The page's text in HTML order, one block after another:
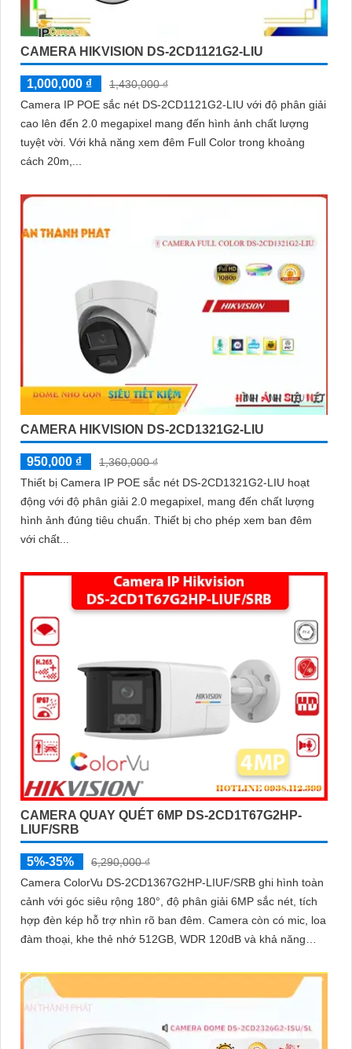
CAMERA HIKVISION DS-2CD1121G2-LIU
1,000,000 ₫
1,430,000 ₫
Camera IP POE sắc nét DS-2CD1121G2-LIU với độ phân giải
cao lên đến 2.0 megapixel mang đến hình ảnh chất lượng
tuyệt vời. Với khả năng xem đêm Full Color trong khoảng
cách 20m,...
CAMERA HIKVISION DS-2CD1321G2-LIU
950,000 ₫
1,360,000 ₫
Thiết bị Camera IP POE sắc nét DS-2CD1321G2-LIU hoạt
động với độ phân giải 2.0 megapixel, mang đến chất lượng
hình ảnh đúng tiêu chuẩn. Thiết bị cho phép xem ban đêm
với chất...
CAMERA QUAY QUÉT 6MP DS-2CD1T67G2HP-
LIUF/SRB
5%-35%
6,290,000 ₫
Camera ColorVu DS-2CD1367G2HP-LIUF/SRB ghi hình toàn
cảnh với góc siêu rộng 180°, độ phân giải 6MP sắc nét, tích
hợp đèn kép hỗ trợ nhìn rõ ban đêm. Camera còn có mic, loa
đàm thoại, khe thẻ nhớ 512GB, WDR 120dB và khả năng
thông minh